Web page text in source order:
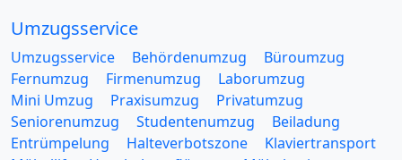
Umzugsservice
Umzugsservice Behördenumzug
Büroumzug
Fernumzug
Firmenumzug
Laborumzug
Mini Umzug
Praxisumzug
Privatumzug
Seniorenumzug
Studentenumzug
Beiladung
Entrümpelung
Halteverbotszone
Klaviertransport